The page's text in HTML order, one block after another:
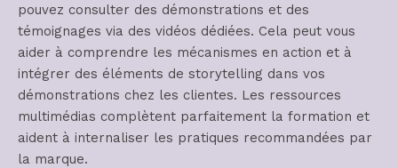
pouvez consulter des démonstrations et des
témoignages via des vidéos dédiées. Cela peut vous
aider à comprendre les mécanismes en action et à
intégrer des éléments de storytelling dans vos
démonstrations chez les clientes. Les ressources
multimédias complètent parfaitement la formation et
aident à internaliser les pratiques recommandées par
la marque.